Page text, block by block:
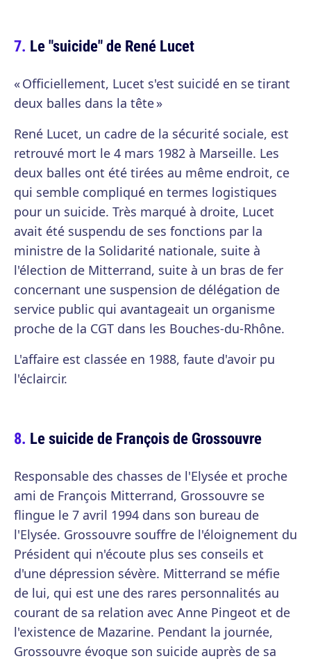
Le "suicide" de René Lucet
« Officiellement, Lucet s'est suicidé en se tirant
deux balles dans la tête »
René Lucet, un cadre de la sécurité sociale, est
retrouvé mort le 4 mars 1982 à Marseille. Les
deux balles ont été tirées au même endroit, ce
qui semble compliqué en termes logistiques
pour un suicide. Très marqué à droite, Lucet
avait été suspendu de ses fonctions par la
ministre de la Solidarité nationale, suite à
l'élection de Mitterrand, suite à un bras de fer
concernant une suspension de délégation de
service public qui avantageait un organisme
proche de la CGT dans les Bouches-du-Rhône.
L'affaire est classée en 1988, faute d'avoir pu
l'éclaircir.
Le suicide de François de Grossouvre
Responsable des chasses de l'Elysée et proche
ami de François Mitterrand, Grossouvre se
flingue le 7 avril 1994 dans son bureau de
l'Elysée. Grossouvre souffre de l'éloignement du
Président qui n'écoute plus ses conseils et
d'une dépression sévère. Mitterrand se méfie
de lui, qui est une des rares personnalités au
courant de sa relation avec Anne Pingeot et de
l'existence de Mazarine. Pendant la journée,
Grossouvre évoque son suicide auprès de sa